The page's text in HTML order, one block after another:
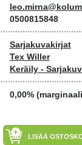
0500815848
Sarjakuvakirjat
Tex Willer
Keräily -
0,00%
LISÄÄ